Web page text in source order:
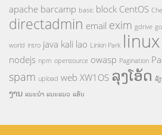
apache barcamp basic block CentOS
directadmin email exim gdrive
world intro java kali lao Linkin Park linux
nodejs npm opensource owasp Pagination
spam upload web XW1OS ລຸງໂອ້ດ ລ້
ງານ ແນະນຳ ແນະແນວ ແອັບ